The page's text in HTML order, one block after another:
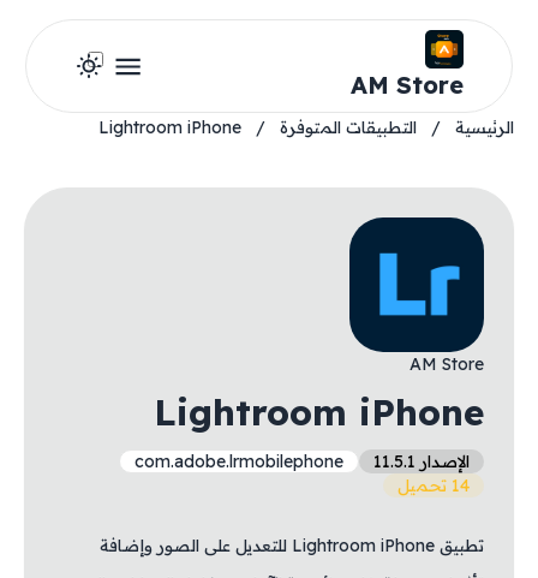
AM Store
الرئيسية / التطبيقات المتوفرة /
Lightroom iPhone
AM Store
Lightroom iPhone
الإصدار 11.5.1
com.adobe.lrmobilephone
14 تحميل
تطبيق Lightroom iPhone للتعديل على الصور وإضافة